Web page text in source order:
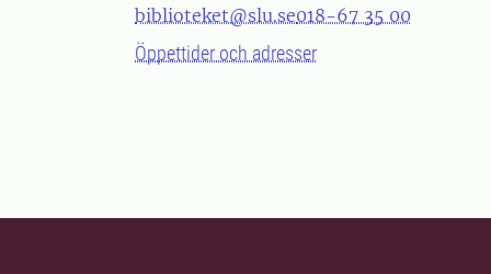
biblioteket@slu.se018-67 35 00
Öppettider och adresser